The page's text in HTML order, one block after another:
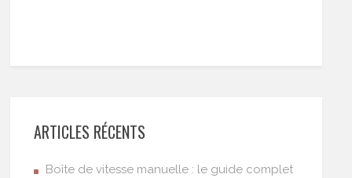
ARTICLES RÉCENTS
Boîte de vitesse manuelle : le guide complet